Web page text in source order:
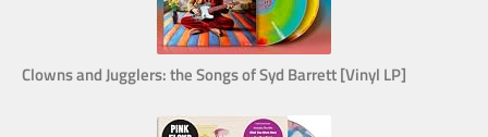
Clowns and Jugglers: the Songs of Syd Barrett [Vinyl LP]